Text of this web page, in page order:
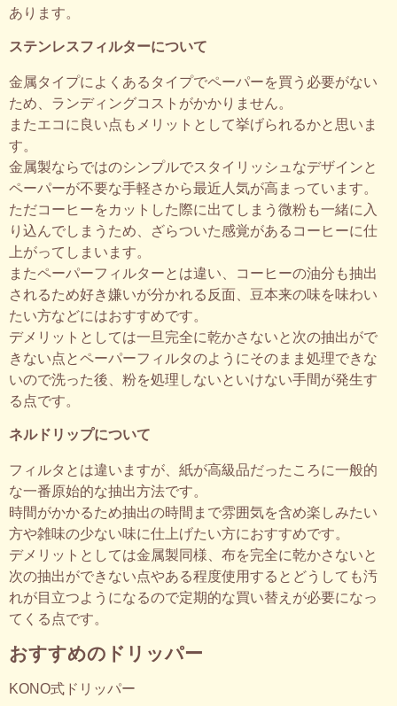
あります。
ステンレスフィルターについて
金属タイプによくあるタイプでペーパーを買う必要がない
ため、ランディングコストがかかりません。
またエコに良い点もメリットとして挙げられるかと思いま
す。
金属製ならではのシンプルでスタイリッシュなデザインと
ペーパーが不要な手軽さから最近人気が高まっています。
ただコーヒーをカットした際に出てしまう微粉も一緒に入
り込んでしまうため、ざらついた感覚があるコーヒーに仕
上がってしまいます。
またペーパーフィルターとは違い、コーヒーの油分も抽出
されるため好き嫌いが分かれる反面、豆本来の味を味わい
たい方などにはおすすめです。
デメリットとしては一旦完全に乾かさないと次の抽出がで
きない点とペーパーフィルタのようにそのまま処理できな
いので洗った後、粉を処理しないといけない手間が発生す
る点です。
ネルドリップについて
フィルタとは違いますが、紙が高級品だったころに一般的
な一番原始的な抽出方法です。
時間がかかるため抽出の時間まで雰囲気を含め楽しみたい
方や雑味の少ない味に仕上げたい方におすすめです。
デメリットとしては金属製同様、布を完全に乾かさないと
次の抽出ができない点やある程度使用するとどうしても汚
れが目立つようになるので定期的な買い替えが必要になっ
てくる点です。
おすすめのドリッパー
KONO式ドリッパー